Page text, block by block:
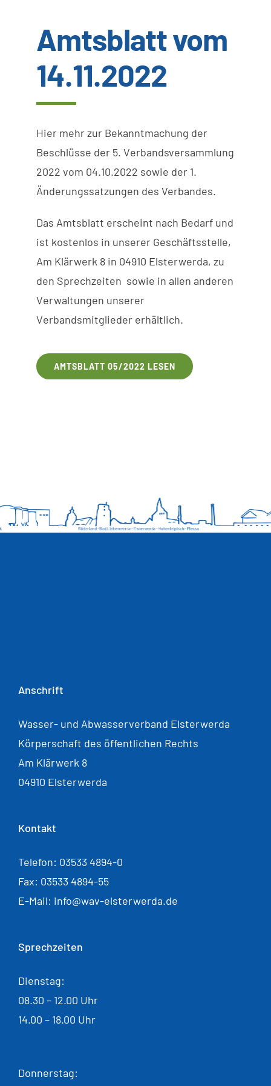
Wissenswertes
Kundenservice
SUCHE
Amtsblatt vom
14.11.2022
Hier mehr zur Bekanntmachung der
Beschlüsse der 5. Verbandsversammlung
2022 vom 04.10.2022 sowie der 1.
Änderungssatzungen des Verbandes.
Das Amtsblatt erscheint nach Bedarf und
ist kostenlos in unserer Geschäftsstelle,
Am Klärwerk 8 in 04910 Elsterwerda, zu
den Sprechzeiten sowie in allen anderen
Verwaltungen unserer
Verbandsmitglieder erhältlich.
AMTSBLATT 05/2022 LESEN
Anschrift
Wasser- und Abwasserverband Elsterwerda
Körperschaft des öffentlichen Rechts
Am Klärwerk 8
04910 Elsterwerda
Kontakt
Telefon: 03533 4894-0
Fax: 03533 4894-55
E-Mail: info@wav-elsterwerda.de
Sprechzeiten
Dienstag:
08.30 – 12.00 Uhr
14.00 – 18.00 Uhr
Donnerstag: